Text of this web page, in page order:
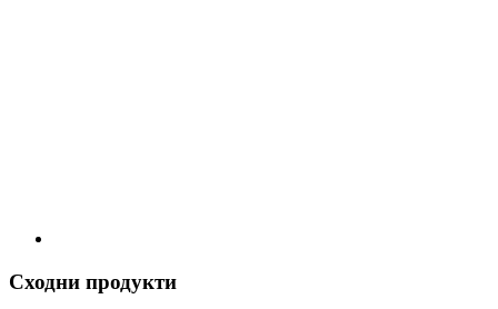
Сходни продукти